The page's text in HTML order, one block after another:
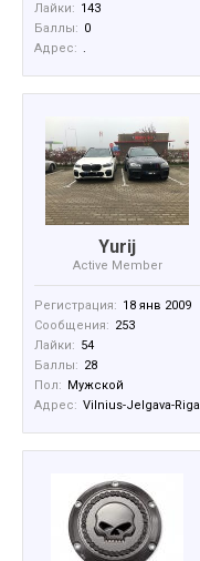
Лайки: 143
Баллы: 0
Адрес: .
Yurij
Active Member
Регистрация: 18 янв 2009
Сообщения: 253
Лайки: 54
Баллы: 28
Пол: Мужской
Адрес: Vilnius-Jelgava-Riga